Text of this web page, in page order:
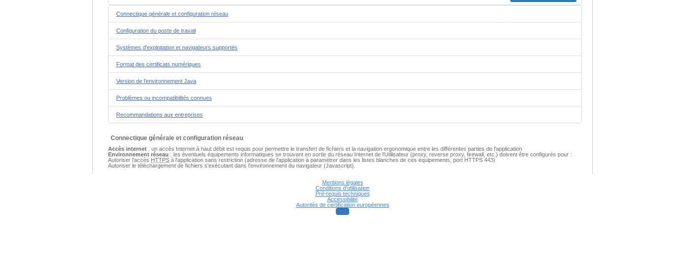
Connectique générale et configuration réseau
Configuration du poste de travail
Systèmes d'exploitation et navigateurs supportés
Format des certificats numériques
Version de l'environnement Java
Problèmes ou incompatibilités connues
Recommandations aux entreprises
Connectique générale et configuration réseau
Accès internet : un accès Internet à haut débit est requis pour permettre le transfert de fichiers et la navigation ergonomique entre les différentes parties de l'application
Environnement réseau : les éventuels équipements informatiques se trouvant en sortie du réseau Internet de l'Utilisateur (proxy, reverse proxy, firewall , etc.) doivent être configurés pour :
Autoriser l'accès HTTPS à l'application sans restriction (adresse de l'application à paramétrer dans les listes blanches de ces équipements, port HTTPS 443)
Autoriser le téléchargement de fichiers s'exécutant dans l'environnement du navigateur (Javascript).
Mentions légales
Conditions d'utilisation
Pré-requis techniques
Accessibilité
Autorités de certification européennes